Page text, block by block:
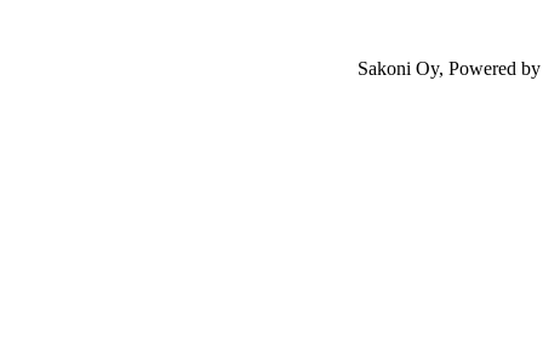
Sakoni Oy, Powered